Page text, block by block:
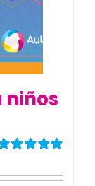
5.00de 5